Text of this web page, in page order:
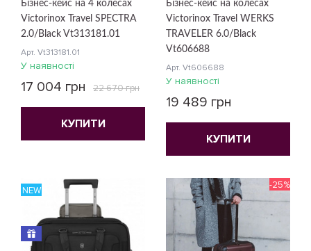
Бізнес-кейс на 4 колесах
Victorinox Travel SPECTRA
2.0/Black Vt313181.01
Арт. Vt313181.01
У наявності
17 004 грн 22 670 грн
КУПИТИ
Бізнес-кейс на колесах
Victorinox Travel WERKS
TRAVELER 6.0/Black
Vt606688
Арт. Vt606688
У наявності
19 489 грн
КУПИТИ
NEW -25%